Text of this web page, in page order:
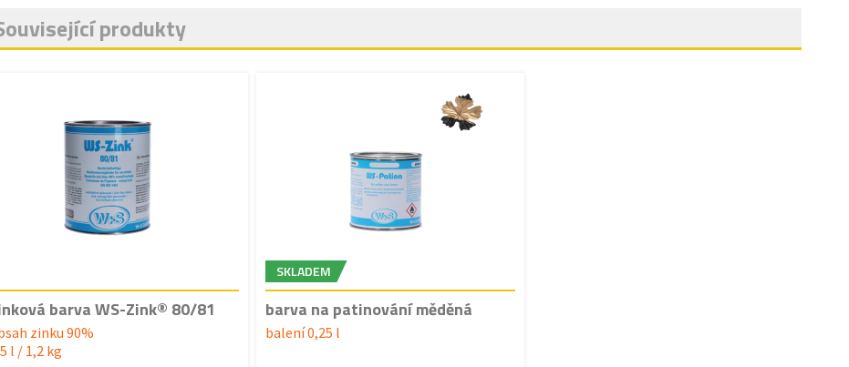
produkty
barva WS-Zink® 80/81
zinku 90%
l / 1,2 kg
SKLADEM
barva na patinování měděná
balení 0,25 l